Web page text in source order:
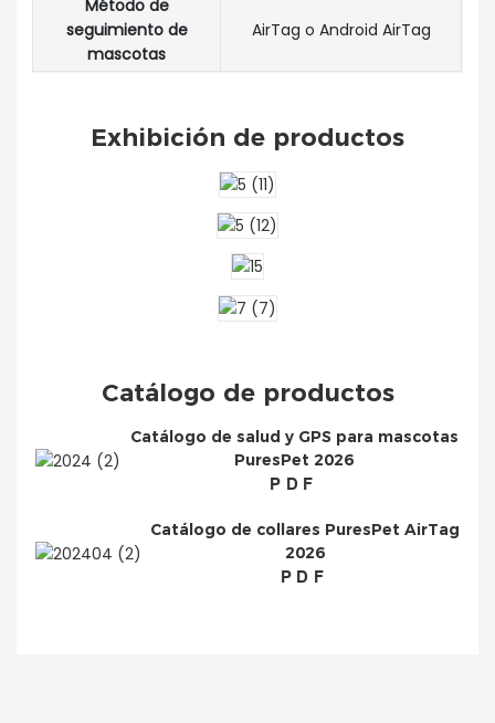
Método de
seguimiento de
mascotas
AirTag o Android AirTag
Exhibición de productos
Catálogo de productos
Catálogo de salud y GPS para mascotas
PuresPet 2026
PDF
Catálogo de collares PuresPet AirTag
2026
PDF